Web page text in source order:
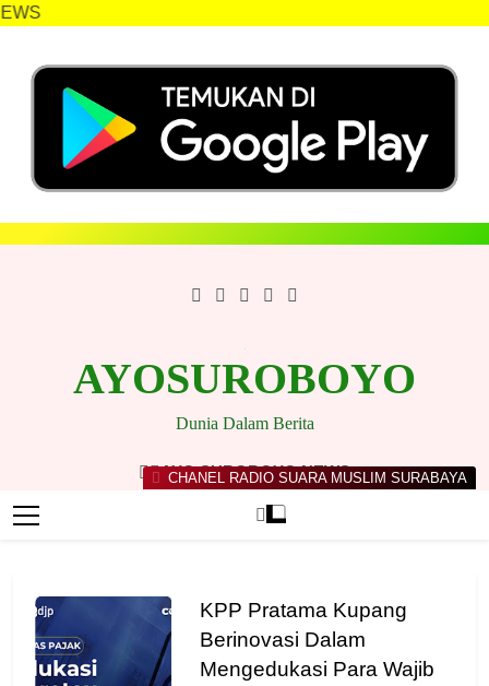
AYOSUROBOYO
Dunia Dalam Berita
AYO SUROBOYO NEWS
CHANEL RADIO SUARA MUSLIM SURABAYA
KPP Pratama Kupang
Berinovasi Dalam
Mengedukasi Para Wajib